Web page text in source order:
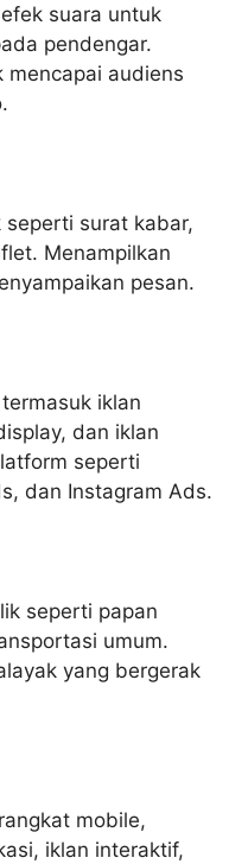
suara untuk
pendengar.
mencapai audiens
surat kabar,
Menampilkan
pesan.
iklan
dan iklan
seperti
dan Instagram Ads.
seperti papan
umum.
yang bergerak
mobile,
iklan interaktif,